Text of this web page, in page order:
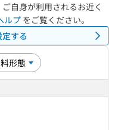
自身が利用されるお近く
ルプをご覧ください。
する